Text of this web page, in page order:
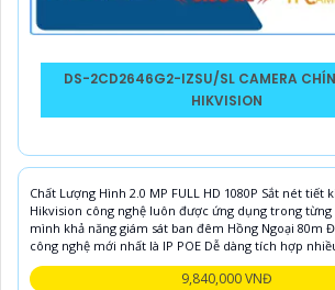
DS-2CD2646G2-IZSU/SL CAMERA
HIKVISION
Chất Lượng Hình 2.0 MP FULL HD 1080P Sắt nét tiết
Hikvision công nghệ luôn được ứng dụng trong từng
mình khả năng giám sát ban đêm Hồng Ngoại 80m
công nghệ mới nhất là IP POE Dễ dàng tích hợp
9,840,000 VNĐ